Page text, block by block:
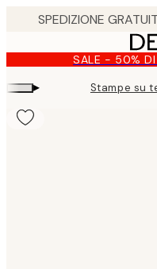
content.
SALE - 50% DI
▸ Stampe su